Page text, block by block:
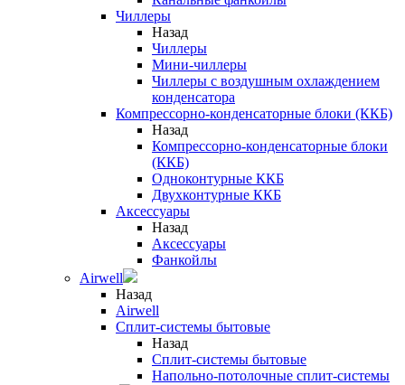
Чиллеры
Назад
Чиллеры
Мини-чиллеры
Чиллеры с воздушным охлаждением
конденсатора
Компрессорно-конденсаторные блоки (ККБ)
Назад
Компрессорно-конденсаторные блоки
(ККБ)
Одноконтурные ККБ
Двухконтурные ККБ
Аксессуары
Назад
Аксессуары
Фанкойлы
Airwell
Назад
Airwell
Сплит-системы бытовые
Назад
Сплит-системы бытовые
Напольно-потолочные сплит-системы